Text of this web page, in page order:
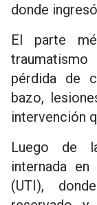
donde
El parte
pérdida de
bazo,
intervención
Luego de
internada
(UTI),